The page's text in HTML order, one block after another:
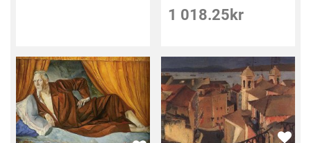
1 018.25 kr